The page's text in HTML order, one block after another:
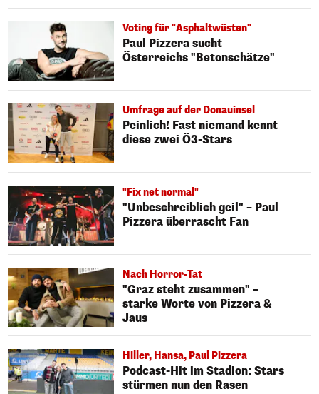
Voting für "Asphaltwüsten"
Paul Pizzera sucht
Österreichs "Betonschätze"
Umfrage auf der Donauinsel
Peinlich! Fast niemand kennt
diese zwei Ö3-Stars
"Fix net normal"
"Unbeschreiblich geil" – Paul
Pizzera überrascht Fan
Nach Horror-Tat
"Graz steht zusammen" –
starke Worte von Pizzera &
Jaus
Hiller, Hansa, Paul Pizzera
Podcast-Hit im Stadion: Stars
stürmen nun den Rasen